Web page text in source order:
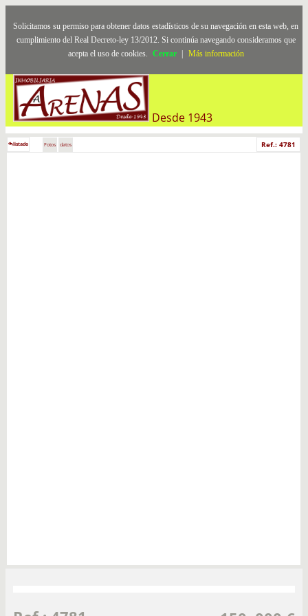
Solicitamos su permiso para obtener datos estadísticos de su navegación en esta web, en
cumplimiento del Real Decreto-ley 13/2012. Si continúa navegando consideramos que
acepta el uso de cookies. Cerrar Más información
Desde 1943
listado Fotos datos Ref.: 4781